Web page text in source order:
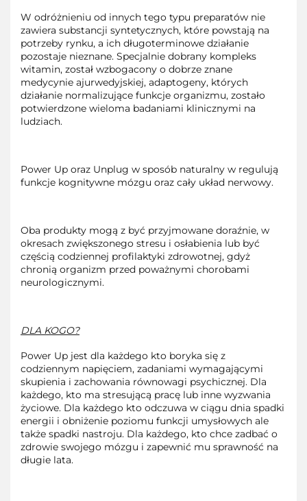
W odróżnieniu od innych tego typu preparatów nie
zawiera substancji syntetycznych, które powstają na
potrzeby rynku, a ich długoterminowe działanie
pozostaje nieznane. Specjalnie dobrany kompleks
witamin, został wzbogacony o dobrze znane
medycynie ajurwedyjskiej, adaptogeny, których
działanie normalizujące funkcje organizmu, zostało
potwierdzone wieloma badaniami klinicznymi na
ludziach.
Power Up oraz Unplug w sposób naturalny w regulują
funkcje kognitywne mózgu oraz cały układ nerwowy.
Oba produkty mogą z być przyjmowane doraźnie, w
okresach zwiększonego stresu i osłabienia lub być
częścią codziennej profilaktyki zdrowotnej, gdyż
chronią organizm przed poważnymi chorobami
neurologicznymi.
DLA KOGO?
Power Up jest dla każdego kto boryka się z
codziennym napięciem, zadaniami wymagającymi
skupienia i zachowania równowagi psychicznej. Dla
każdego, kto ma stresującą pracę lub inne wyzwania
życiowe. Dla każdego kto odczuwa w ciągu dnia spadki
energii i obniżenie poziomu funkcji umysłowych ale
także spadki nastroju. Dla każdego, kto chce zadbać o
zdrowie swojego mózgu i zapewnić mu sprawność na
długie lata.